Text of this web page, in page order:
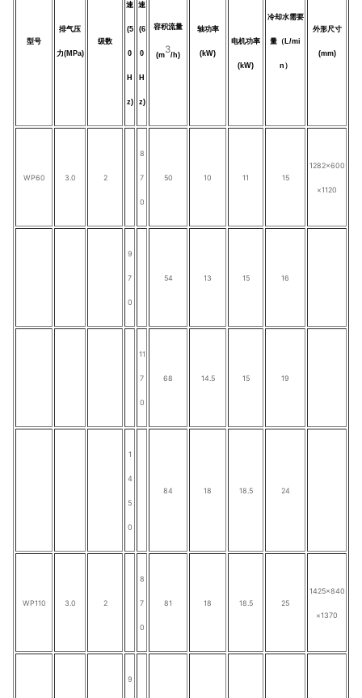
型号
排气压
力(MPa)
级数
速
(5
0
H
z)
速
(6
0
H
z)
容积流量
(m3/h)
轴功率
(kW)
电机功率
(kW)
冷却水需要
量 （ L/mi
n ）
外形尺寸
(mm)
WP60 3.0 2
8
7
0
50 10 11 15
1282×600
×1120
9
7
0
54 13 15 16
11
7
0
68 14.5 15 19
1
4
5
0
84 18 18.5 24
WP110 3.0 2
8
7
0
81 18 18.5 25
1425×840
×1370
9